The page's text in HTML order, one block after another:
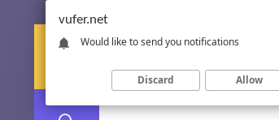
vufer.net
Would like to send you notifications
Discard Allow